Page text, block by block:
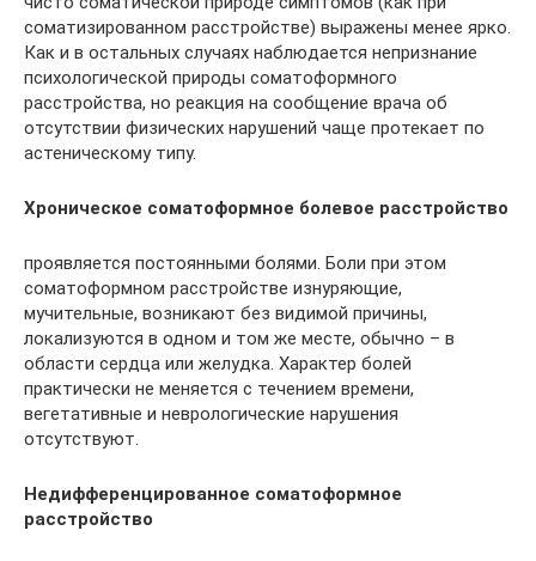
соматизированном расстройстве) выражены менее ярко.
Как и в остальных случаях наблюдается непризнание
психологической природы соматоформного
расстройства, но реакция на сообщение врача об
отсутствии физических нарушений чаще протекает по
астеническому типу.
Хроническое соматоформное болевое расстройство
проявляется постоянными болями. Боли при этом
соматоформном расстройстве изнуряющие,
мучительные, возникают без видимой причины,
локализуются в одном и том же месте, обычно – в
области сердца или желудка. Характер болей
практически не меняется с течением времени,
вегетативные и неврологические нарушения
отсутствуют.
Недифференцированное соматоформное
расстройство